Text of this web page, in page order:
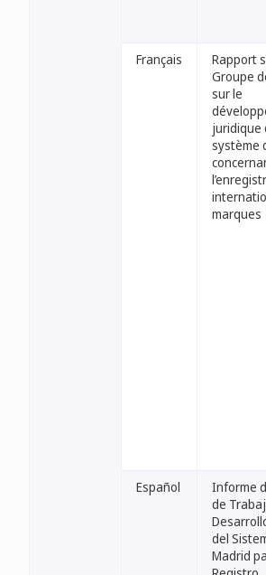
Français
Rapport
Groupe
sur le
juridique
système
marques
Español
Informe
de
del
Madrid